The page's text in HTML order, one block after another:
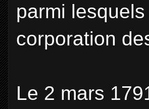
parmi
corporation
Le 2 mars